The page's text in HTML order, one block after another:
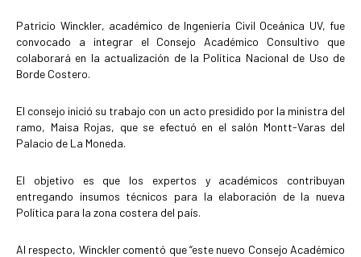
Patricio Winckler, académico de Ingeniería Civil Oceánica UV, fue
convocado a integrar el Consejo Académico Consultivo que
colaborará en la actualización de la Política Nacional de Uso de
Borde Costero.
El consejo inició su trabajo con un acto presidido por la ministra del
ramo, Maisa Rojas, que se efectuó en el salón Montt-Varas del
Palacio de La Moneda.
El objetivo es que los expertos y académicos contribuyan
entregando insumos técnicos para la elaboración de la nueva
Política para la zona costera del país.
Al respecto, Winckler comentó que “este nuevo Consejo Académico